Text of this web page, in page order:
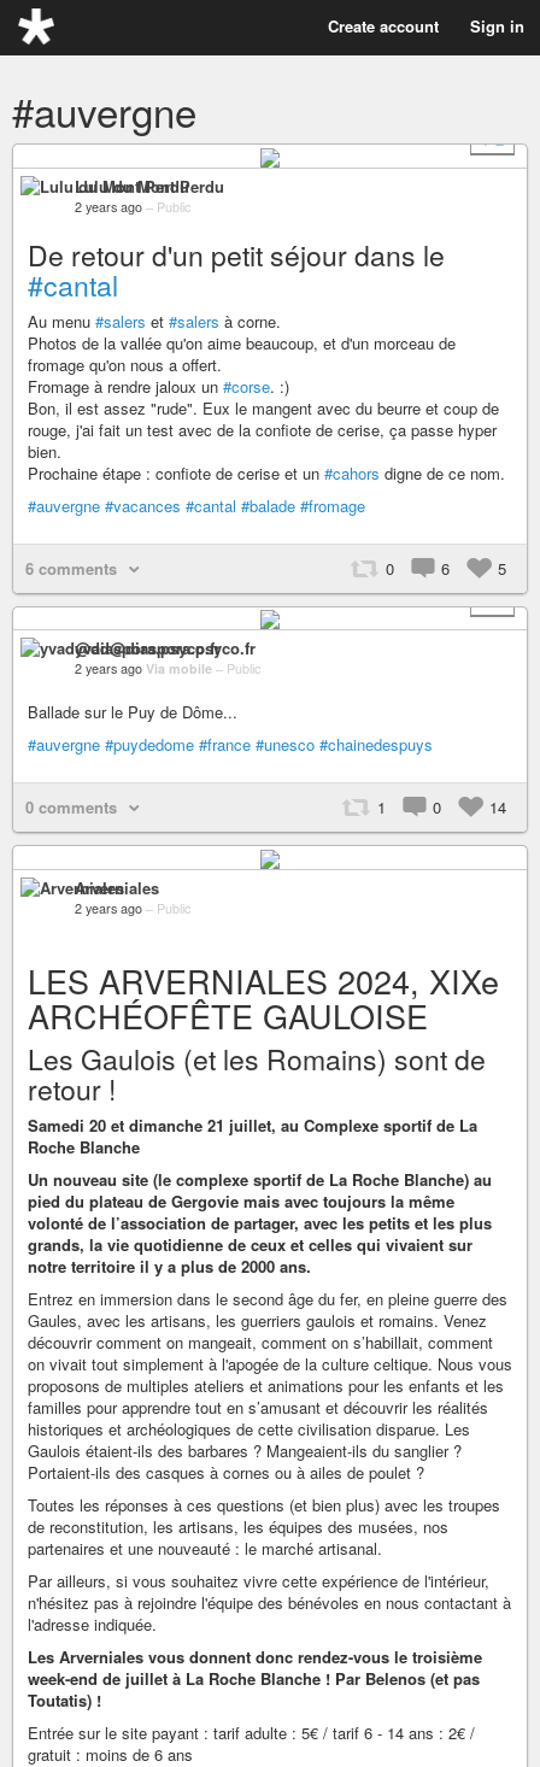
Create account Sign in
#auvergne
+ 2
Lulu du Mont Perdu
2 years ago – Public
De retour d'un petit séjour dans le
#cantal
Au menu #salers et #salers à corne.
Photos de la vallée qu'on aime beaucoup, et d'un morceau de
fromage qu'on nous a offert.
Fromage à rendre jaloux un #corse. :)
Bon, il est assez "rude". Eux le mangent avec du beurre et coup de
rouge, j'ai fait un test avec de la confiote de cerise, ça passe hyper
bien.
Prochaine étape : confiote de cerise et un #cahors digne de ce nom.
#auvergne #vacances #cantal #balade #fromage
6 comments 0 6
5
+ 5
yvad@diaspora.psyco.fr
2 years ago Via mobile – Public
Ballade sur le Puy de Dôme...
#auvergne #puydedome #france #unesco #chainedespuys
0 comments 1 0 14
Arverniales
2 years ago – Public
LES ARVERNIALES 2024, XIXe
ARCHÉOFÊTE GAULOISE
Les Gaulois (et les Romains) sont de
retour !
Samedi 20 et dimanche 21 juillet, au Complexe sportif de La
Roche Blanche
Un nouveau site (le complexe sportif de La Roche Blanche) au
pied du plateau de Gergovie mais avec toujours la même
volonté de l’association de partager, avec les petits et les plus
grands, la vie quotidienne de ceux et celles qui vivaient sur
notre territoire il y a plus de 2000 ans.
Entrez en immersion dans le second âge du fer, en pleine guerre des
Gaules, avec les artisans, les guerriers gaulois et romains. Venez
découvrir comment on mangeait, comment on s’habillait, comment
on vivait tout simplement à l'apogée de la culture celtique. Nous vous
proposons de multiples ateliers et animations pour les enfants et les
familles pour apprendre tout en s’amusant et découvrir les réalités
historiques et archéologiques de cette civilisation disparue. Les
Gaulois étaient-ils des barbares ? Mangeaient-ils du sanglier ?
Portaient-ils des casques à cornes ou à ailes de poulet ?
Toutes les réponses à ces questions (et bien plus) avec les troupes
de reconstitution, les artisans, les équipes des musées, nos
partenaires et une nouveauté : le marché artisanal.
Par ailleurs, si vous souhaitez vivre cette expérience de l'intérieur,
n'hésitez pas à rejoindre l'équipe des bénévoles en nous contactant à
l'adresse indiquée.
Les Arverniales vous donnent donc rendez-vous le troisième
week-end de juillet à La Roche Blanche ! Par Belenos (et pas
Toutatis) !
Entrée sur le site payant : tarif adulte : 5€ / tarif 6 - 14 ans : 2€ /
gratuit : moins de 6 ans